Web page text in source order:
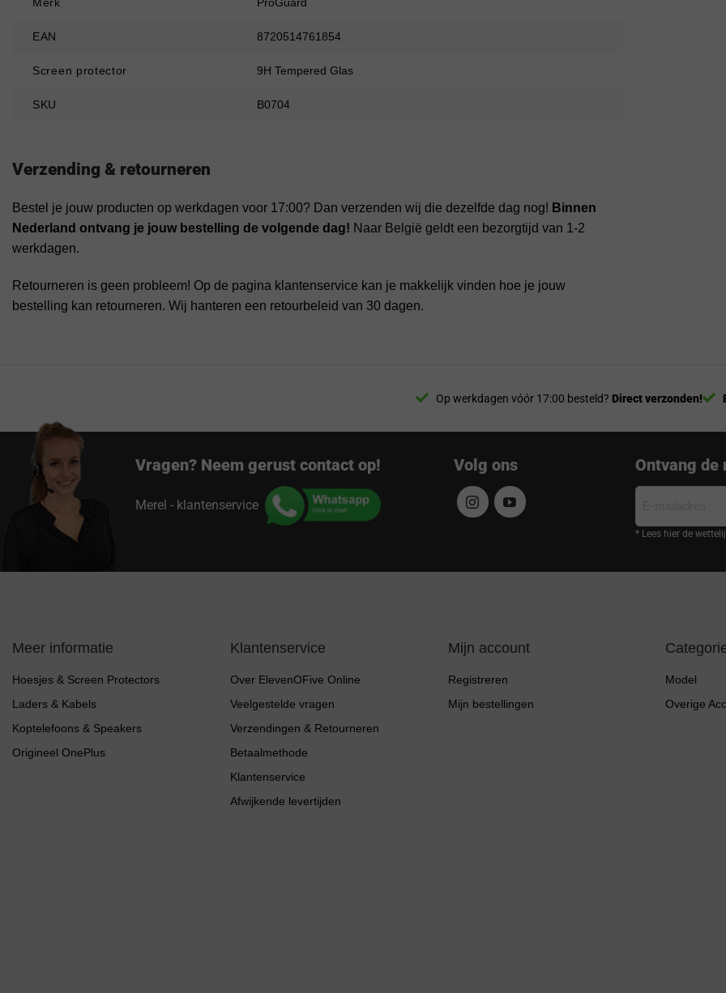
EAN 8720514761854
Screen protector 9H Tempered Glas
SKU B0704
Verzending & retourneren
Bestel je jouw producten op werkdagen voor 17:00? Dan verzenden wij die dezelfde dag nog! Binnen
Nederland ontvang je jouw bestelling de volgende dag! Naar België geldt een bezorgtijd van 1-2
werkdagen.
Retourneren is geen probleem! Op de pagina klantenservice kan je makkelijk vinden hoe je jouw
bestelling kan retourneren. Wij hanteren een retourbeleid van 30 dagen.
Op werkdagen vóór 17:00 besteld? Direct verzonden!
Vragen? Neem gerust contact op!
Merel - klantenservice
Volg ons Ontvang
* Lees hier de
Meer informatie
Hoesjes & Screen Protectors
Laders & Kabels
Koptelefoons & Speakers
Origineel OnePlus
Klantenservice
Over ElevenOFive Online
Veelgestelde vragen
Verzendingen & Retourneren
Betaalmethode
Klantenservice
Afwijkende levertijden
Mijn account
Registreren
Mijn bestellingen
Model
Overige